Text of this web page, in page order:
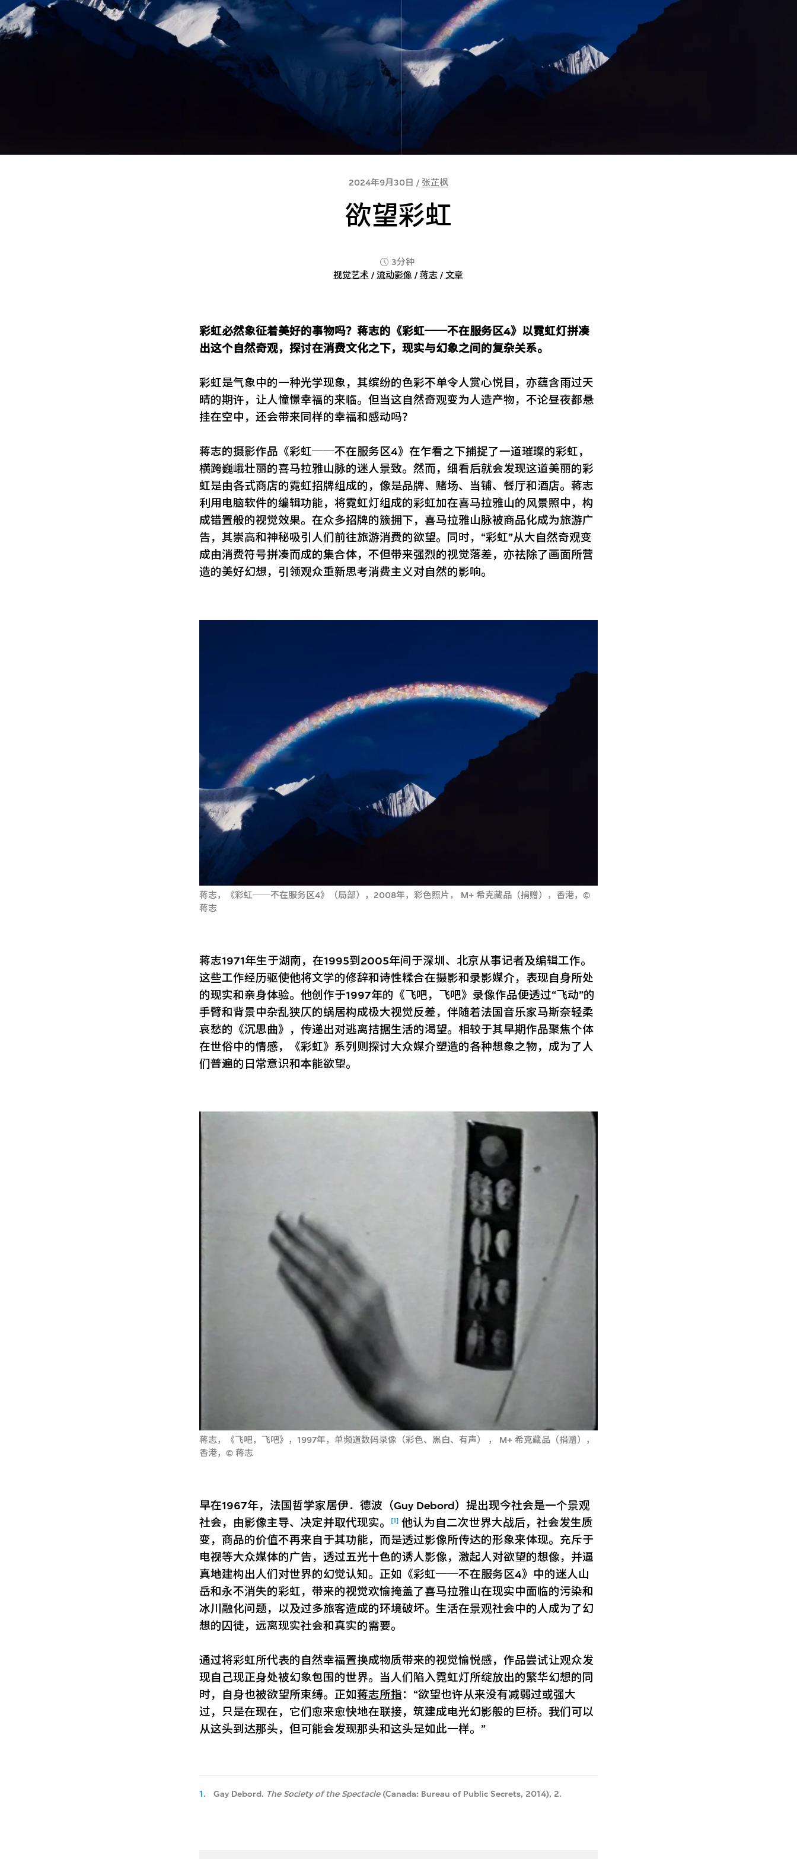
2024年9月30日 / 张芷枫
欲望彩虹
3分钟
视觉艺术 /流动影像 /蒋志 / 文章
彩虹必然象征着美好的事物吗？蒋志的《彩虹──不在服务区4》以霓虹灯拼凑
出这个自然奇观，探讨在消费文化之下，现实与幻象之间的复杂关系。
彩虹是气象中的一种光学现象，其缤纷的色彩不单令人赏心悦目，亦蕴含雨过天
晴的期许，让人憧憬幸福的来临。但当这自然奇观变为人造产物，不论昼夜都悬
挂在空中，还会带来同样的幸福和感动吗？
蒋志的摄影作品《彩虹──不在服务区4》在乍看之下捕捉了一道璀璨的彩虹，
横跨巍峨壮丽的喜马拉雅山脉的迷人景致。然而，细看后就会发现这道美丽的彩
虹是由各式商店的霓虹招牌组成的，像是品牌、赌场、当铺、餐厅和酒店。蒋志
利用电脑软件的编辑功能，将霓虹灯组成的彩虹加在喜马拉雅山的风景照中，构
成错置般的视觉效果。在众多招牌的簇拥下，喜马拉雅山脉被商品化成为旅游广
告，其崇高和神秘吸引人们前往旅游消费的欲望。同时，“彩虹”从大自然奇观变
成由消费符号拼凑而成的集合体，不但带来强烈的视觉落差，亦祛除了画面所营
造的美好幻想，引领观众重新思考消费主义对自然的影响。
蒋志，《彩虹──不在服务区4》（局部），2008年，彩色照片， M+ 希克藏品（捐赠），香港，©
蒋志
蒋志1971年生于湖南，在1995到2005年间于深圳、北京从事记者及编辑工作。
这些工作经历驱使他将文学的修辞和诗性糅合在摄影和录影媒介，表现自身所处
的现实和亲身体验。他创作于1997年的《飞吧，飞吧》录像作品便透过“飞动”的
手臂和背景中杂乱狭仄的蜗居构成极大视觉反差，伴随着法国音乐家马斯奈轻柔
哀愁的《沉思曲》，传递出对逃离拮据生活的渴望。相较于其早期作品聚焦个体
在世俗中的情感，《彩虹》系列则探讨大众媒介塑造的各种想象之物，成为了人
们普遍的日常意识和本能欲望。
蒋志，《飞吧，飞吧》，1997年，单频道数码录像（彩色、黑白、有声） ， M+ 希克藏品（捐赠），
香港，© 蒋志
早在1967年，法国哲学家居伊．德波（Guy Debord）提出现今社会是一个景观
社会，由影像主导、决定并取代现实。
[1] 他认为自二次世界大战后，社会发生质
变，商品的价值不再来自于其功能，而是透过影像所传达的形象来体现。充斥于
电视等大众媒体的广告，透过五光十色的诱人影像，激起人对欲望的想像，并逼
真地建构出人们对世界的幻觉认知。正如《彩虹──不在服务区4》中的迷人山
岳和永不消失的彩虹，带来的视觉欢愉掩盖了喜马拉雅山在现实中面临的污染和
冰川融化问题，以及过多旅客造成的环境破坏。生活在景观社会中的人成为了幻
想的囚徒，远离现实社会和真实的需要。
通过将彩虹所代表的自然幸福置换成物质带来的视觉愉悦感，作品尝试让观众发
现自己现正身处被幻象包围的世界。当人们陷入霓虹灯所绽放出的繁华幻想的同
时，自身也被欲望所束缚。正如蒋志所指：“欲望也许从来没有减弱过或强大
过，只是在现在，它们愈来愈快地在联接，筑建成电光幻影般的巨桥。我们可以
从这头到达那头，但可能会发现那头和这头是如此一样。”
1. Gay Debord. The Society of the Spectacle(Canada: Bureau of Public Secrets, 2014), 2.